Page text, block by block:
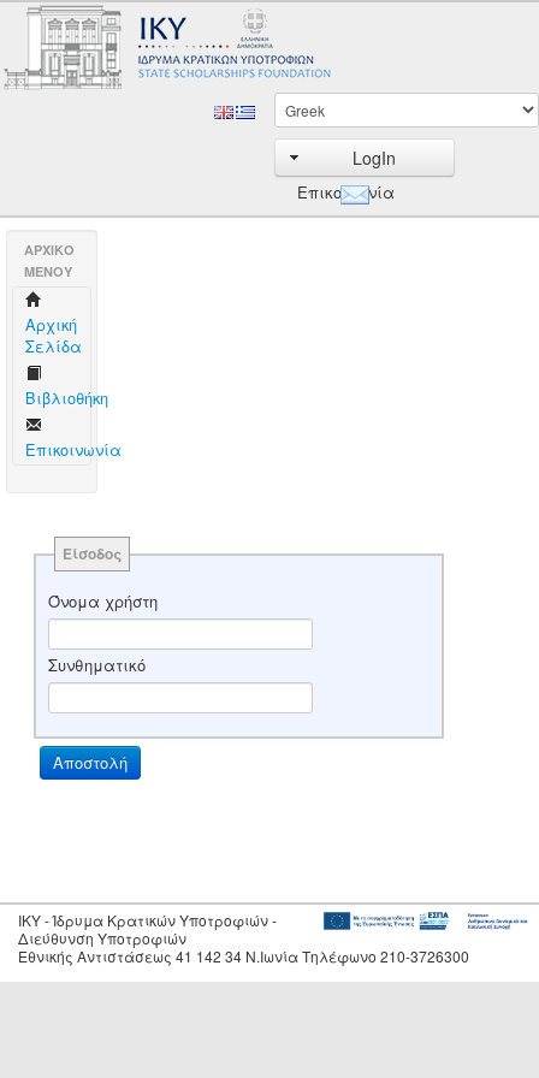
LogIn
Επικοινωνία
AΡΧΙΚΟ
ΜΕΝΟΥ
Aρχική
Σελίδα
Βιβλιοθήκη
Επικοινωνία
Είσοδος
Όνομα χρήστη
Συνθηματικό
IKY - Ίδρυμα Κρατικών Υποτροφιών -
Διεύθυνση Υποτροφιών
Εθνικής Αντιστάσεως 41 142 34 Ν.Ιωνία Τηλέφωνο 210-3726300